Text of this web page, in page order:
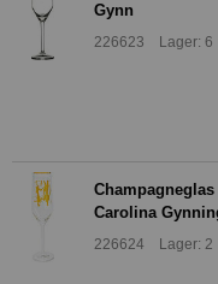
Gynn
226623 Lager: 6
Carolina
226624 Lager: 2